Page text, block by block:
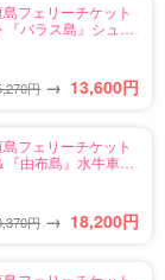
フェリーチケット
バラス島』シュノ
）
円 → 13,600円
フェリーチケット
由布島』水牛車観
円 → 18,200円